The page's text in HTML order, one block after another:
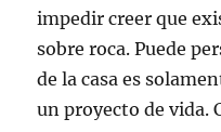
impedir creer que
sobre roca. Puede
de la casa es
un proyecto de vida.